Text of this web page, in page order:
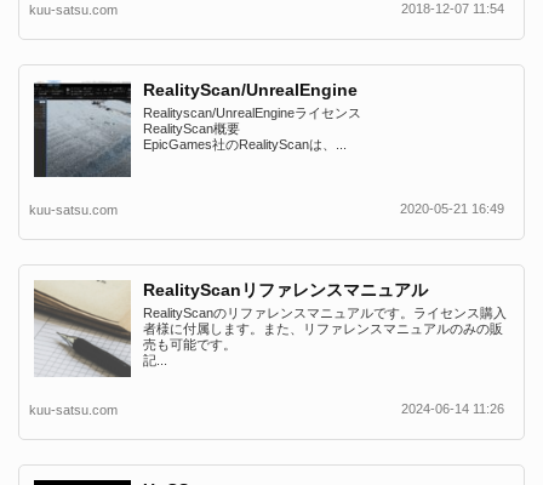
kuu-satsu.com 2018-12-07 11:54
RealityScan/UnrealEngine
Realityscan/UnrealEngineライセンス
RealityScan概要
EpicGames社のRealityScanは、...
kuu-satsu.com 2020-05-21 16:49
RealityScanリファレンスマニュアル
RealityScanのリファレンスマニュアルです。ライセンス購入
者様に付属します。また、リファレンスマニュアルのみの販
売も可能です。
記...
kuu-satsu.com 2024-06-14 11:26